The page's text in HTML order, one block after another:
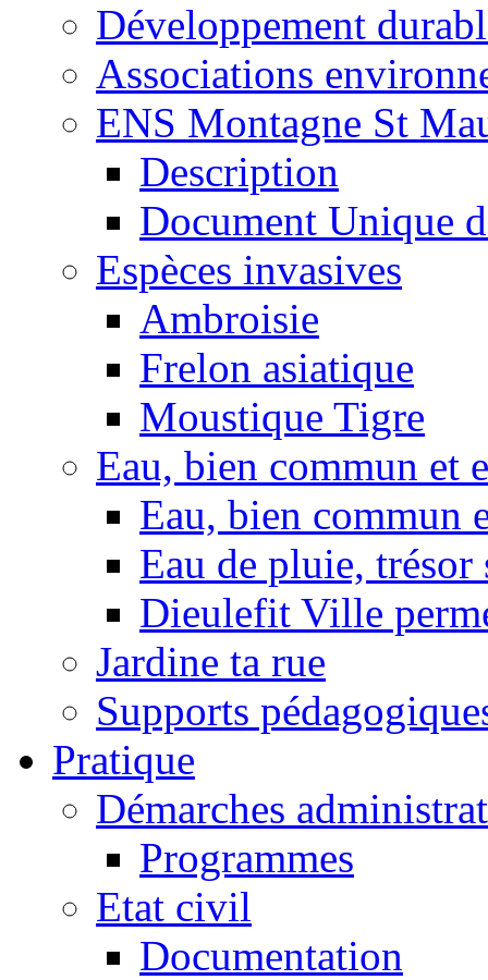
Développement
Associations
ENS Montagne St
Description
Document Unique
Espèces invasives
Ambroisie
Frelon asiatique
Moustique Tigre
Eau, bien commun et
Eau, bien commun
Eau de pluie,
Dieulefit Ville
Jardine ta rue
Supports
Pratique
Démarches
Programmes
Etat civil
Documentation